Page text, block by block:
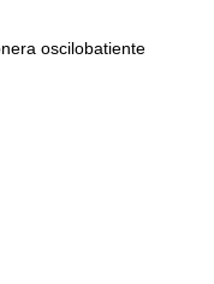
oscilobatiente